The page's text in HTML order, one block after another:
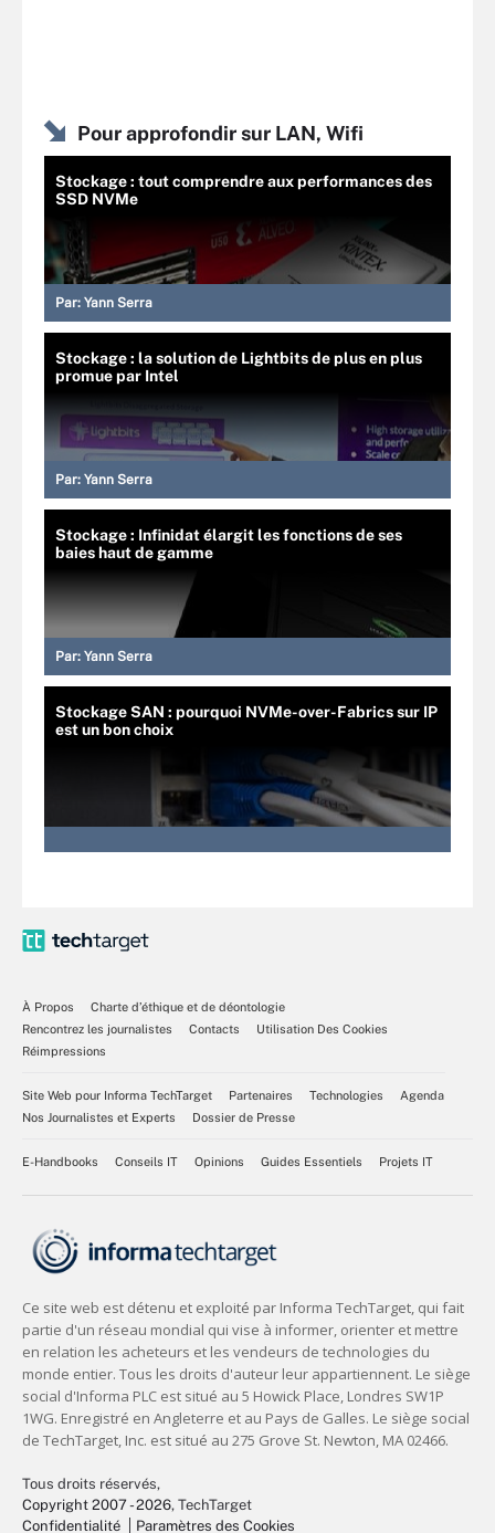
Pour approfondir sur LAN, Wifi
Stockage : tout comprendre aux performances des
SSD NVMe
Par: Yann Serra
Stockage : la solution de Lightbits de plus en plus
promue par Intel
Par: Yann Serra
Stockage : Infinidat élargit les fonctions de ses
baies haut de gamme
Par: Yann Serra
Stockage SAN : pourquoi NVMe-over-Fabrics sur IP
est un bon choix
À Propos
Charte d’éthique et de déontologie
Rencontrez les journalistes
Contacts
Utilisation Des Cookies
Réimpressions
Site Web pour Informa TechTarget Partenaires Technologies
Agenda
Nos Journalistes et Experts
Dossier de Presse
E-Handbooks Conseils IT Opinions Guides Essentiels Projets IT
Tous droits réservés,
Copyright 2007 - 2026, TechTarget
Confidentialité
Paramètres des Cookies